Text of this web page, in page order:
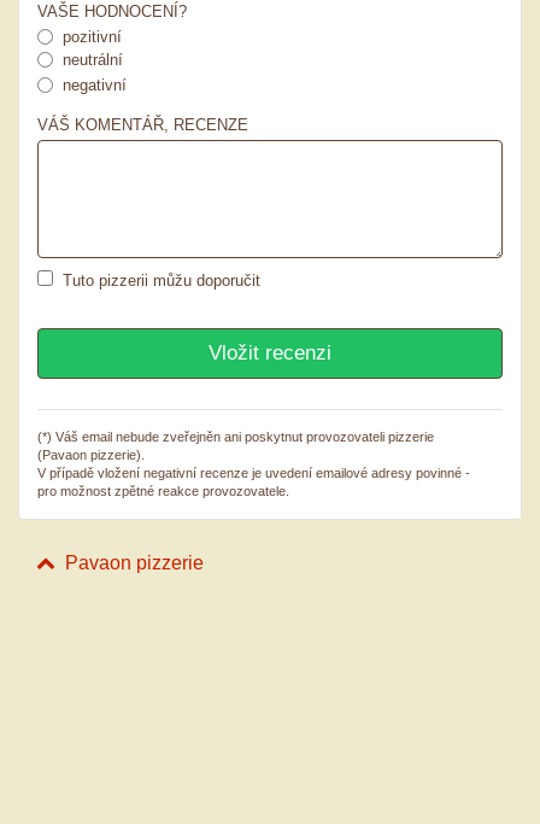
VAŠE HODNOCENÍ?
pozitivní
neutrální
negativní
VÁŠ KOMENTÁŘ, RECENZE
Tuto pizzerii můžu doporučit
(*) Váš email nebude zveřejněn ani poskytnut provozovateli pizzerie
(Pavaon pizzerie).
V případě vložení negativní recenze je uvedení emailové adresy povinné -
pro možnost zpětné reakce provozovatele.
Pavaon pizzerie